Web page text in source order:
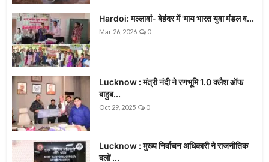
Hardoi: मल्लावां- बेहंदर में 'माय भारत युवा मंडल व...
Mar 26, 2026 0
Lucknow : मंत्री नंदी ने रणभूमि 1.0 क्लैश ऑफ
बाहुब...
Oct 29, 2025 0
Lucknow : मुख्य निर्वाचन अधिकारी ने राजनीतिक
दलों ...